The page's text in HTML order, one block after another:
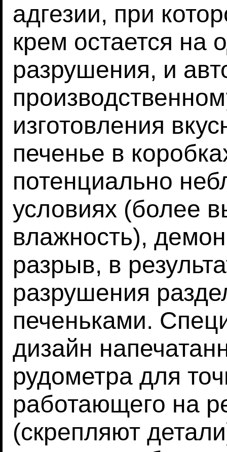
адгезии, при
крем остается на
разрушения, и
изготовления
печенье в
потенциально
условиях (более
влажность),
разрыв, в
разрушения
печеньками.
дизайн
рудометра для
работающего на
(скрепляют